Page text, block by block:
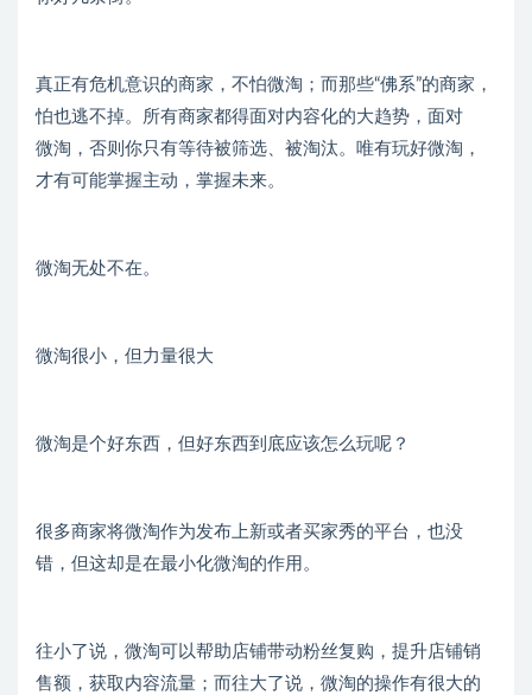
真正有危机意识的商家，不怕微淘；而那些“佛系”的商家，
怕也逃不掉。所有商家都得面对内容化的大趋势，面对
微淘，否则你只有等待被筛选、被淘汰。唯有玩好微淘，
才有可能掌握主动，掌握未来。
微淘无处不在。
微淘很小，但力量很大
微淘是个好东西，但好东西到底应该怎么玩呢？
很多商家将微淘作为发布上新或者买家秀的平台，也没
错，但这却是在最小化微淘的作用。
往小了说，微淘可以帮助店铺带动粉丝复购，提升店铺销
售额，获取内容流量；而往大了说，微淘的操作有很大的